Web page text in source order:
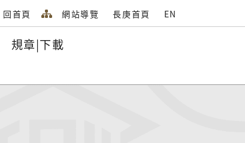
回首頁 網站導覽 長庚首頁 EN
規章|下載